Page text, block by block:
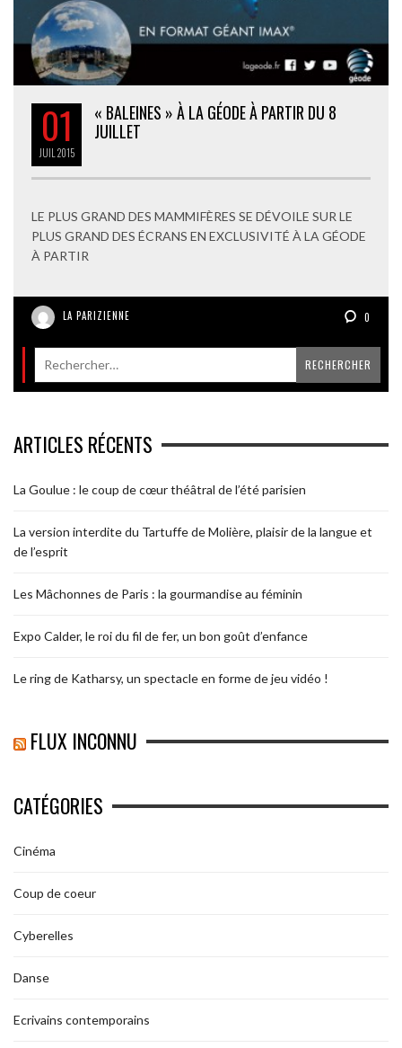
01
JUIL 2015
« BALEINES » À LA GÉODE À PARTIR DU 8
JUILLET
LE PLUS GRAND DES MAMMIFÈRES SE DÉVOILE SUR LE
PLUS GRAND DES ÉCRANS EN EXCLUSIVITÉ À LA GÉODE
À PARTIR
LA PARIZIENNE 0
ARTICLES RÉCENTS
La Goulue : le coup de cœur théâtral de l’été parisien
La version interdite du Tartuffe de Molière, plaisir de la langue et
de l’esprit
Les Mâchonnes de Paris : la gourmandise au féminin
Expo Calder, le roi du fil de fer, un bon goût d’enfance
Le ring de Katharsy, un spectacle en forme de jeu vidéo !
FLUX INCONNU
CATÉGORIES
Cinéma
Coup de coeur
Cyberelles
Danse
Ecrivains contemporains